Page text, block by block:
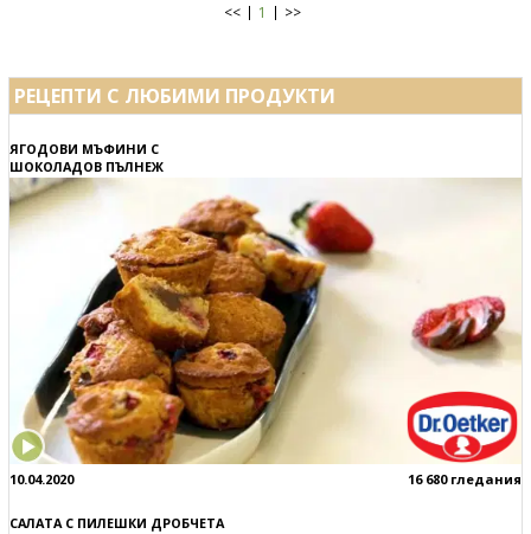
<< 1 >>
РЕЦЕПТИ С ЛЮБИМИ ПРОДУКТИ
ЯГОДОВИ МЪФИНИ С
ШОКОЛАДОВ ПЪЛНЕЖ
10.04.2020 16 680 гледания
САЛАТА С ПИЛЕШКИ ДРОБЧЕТА